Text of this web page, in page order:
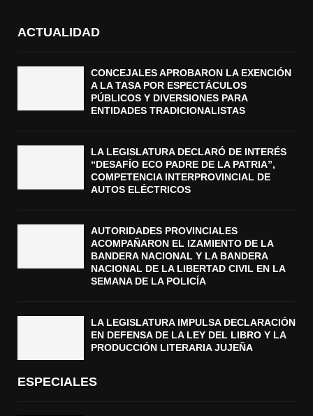
ACTUALIDAD
CONCEJALES APROBARON LA EXENCIÓN
A LA TASA POR ESPECTÁCULOS
PÚBLICOS Y DIVERSIONES PARA
ENTIDADES TRADICIONALISTAS
LA LEGISLATURA DECLARÓ DE INTERÉS
“DESAFÍO ECO PADRE DE LA PATRIA”,
COMPETENCIA INTERPROVINCIAL DE
AUTOS ELÉCTRICOS
AUTORIDADES PROVINCIALES
ACOMPAÑARON EL IZAMIENTO DE LA
BANDERA NACIONAL Y LA BANDERA
NACIONAL DE LA LIBERTAD CIVIL EN LA
SEMANA DE LA POLICÍA
LA LEGISLATURA IMPULSA DECLARACIÓN
EN DEFENSA DE LA LEY DEL LIBRO Y LA
PRODUCCIÓN LITERARIA JUJEÑA
ESPECIALES